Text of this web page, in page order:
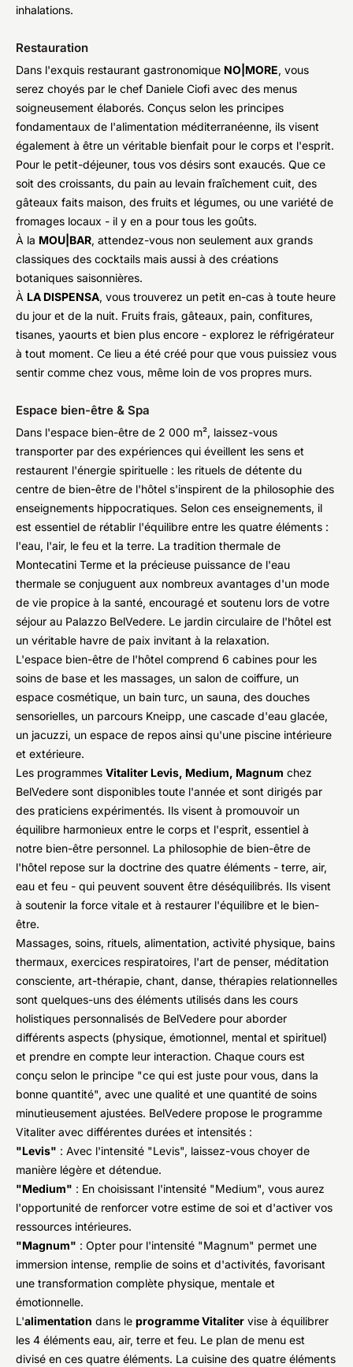
inhalations.
Restauration
Dans l'exquis restaurant gastronomique NO|MORE, vous
serez choyés par le chef Daniele Ciofi avec des menus
soigneusement élaborés. Conçus selon les principes
fondamentaux de l'alimentation méditerranéenne, ils visent
également à être un véritable bienfait pour le corps et l'esprit.
Pour le petit-déjeuner, tous vos désirs sont exaucés. Que ce
soit des croissants, du pain au levain fraîchement cuit, des
gâteaux faits maison, des fruits et légumes, ou une variété de
fromages locaux - il y en a pour tous les goûts.
À la MOU|BAR, attendez-vous non seulement aux grands
classiques des cocktails mais aussi à des créations
botaniques saisonnières.
À LA DISPENSA, vous trouverez un petit en-cas à toute heure
du jour et de la nuit. Fruits frais, gâteaux, pain, confitures,
tisanes, yaourts et bien plus encore - explorez le réfrigérateur
à tout moment. Ce lieu a été créé pour que vous puissiez vous
sentir comme chez vous, même loin de vos propres murs.
Espace bien-être & Spa
Dans l'espace bien-être de 2 000 m², laissez-vous
transporter par des expériences qui éveillent les sens et
restaurent l'énergie spirituelle : les rituels de détente du
centre de bien-être de l'hôtel s'inspirent de la philosophie des
enseignements hippocratiques. Selon ces enseignements, il
est essentiel de rétablir l'équilibre entre les quatre éléments :
l'eau, l'air, le feu et la terre. La tradition thermale de
Montecatini Terme et la précieuse puissance de l'eau
thermale se conjuguent aux nombreux avantages d'un mode
de vie propice à la santé, encouragé et soutenu lors de votre
séjour au Palazzo BelVedere. Le jardin circulaire de l'hôtel est
un véritable havre de paix invitant à la relaxation.
L'espace bien-être de l'hôtel comprend 6 cabines pour les
soins de base et les massages, un salon de coiffure, un
espace cosmétique, un bain turc, un sauna, des douches
sensorielles, un parcours Kneipp, une cascade d'eau glacée,
un jacuzzi, un espace de repos ainsi qu'une piscine intérieure
et extérieure.
Les programmes Vitaliter Levis, Medium, Magnum chez
BelVedere sont disponibles toute l'année et sont dirigés par
des praticiens expérimentés. Ils visent à promouvoir un
équilibre harmonieux entre le corps et l'esprit, essentiel à
notre bien-être personnel. La philosophie de bien-être de
l'hôtel repose sur la doctrine des quatre éléments - terre, air,
eau et feu - qui peuvent souvent être déséquilibrés. Ils visent
à soutenir la force vitale et à restaurer l'équilibre et le bien-
être.
Massages, soins, rituels, alimentation, activité physique, bains
thermaux, exercices respiratoires, l'art de penser, méditation
consciente, art-thérapie, chant, danse, thérapies relationnelles
sont quelques-uns des éléments utilisés dans les cours
holistiques personnalisés de BelVedere pour aborder
différents aspects (physique, émotionnel, mental et spirituel)
et prendre en compte leur interaction. Chaque cours est
conçu selon le principe "ce qui est juste pour vous, dans la
bonne quantité", avec une qualité et une quantité de soins
minutieusement ajustées. BelVedere propose le programme
Vitaliter avec différentes durées et intensités :
"Levis" : Avec l'intensité "Levis", laissez-vous choyer de
manière légère et détendue.
"Medium" : En choisissant l'intensité "Medium", vous aurez
l'opportunité de renforcer votre estime de soi et d'activer vos
ressources intérieures.
"Magnum" : Opter pour l'intensité "Magnum" permet une
immersion intense, remplie de soins et d'activités, favorisant
une transformation complète physique, mentale et
émotionnelle.
L'alimentation dans le programme Vitaliter vise à équilibrer
les 4 éléments eau, air, terre et feu. Le plan de menu est
divisé en ces quatre éléments. La cuisine des quatre éléments